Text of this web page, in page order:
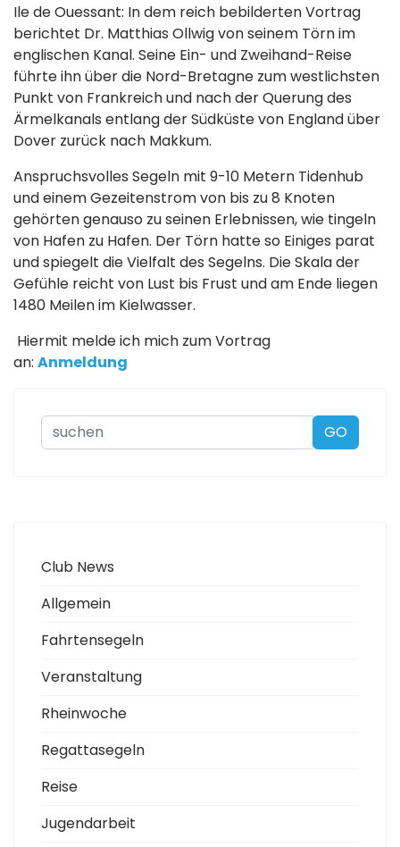
Ile de Ouessant: In dem reich bebilderten Vortrag
berichtet Dr. Matthias Ollwig von seinem Törn im
englischen Kanal. Seine Ein- und Zweihand-Reise
führte ihn über die Nord-Bretagne zum westlichsten
Punkt von Frankreich und nach der Querung des
Ärmelkanals entlang der Südküste von England über
Dover zurück nach Makkum.
Anspruchsvolles Segeln mit 9-10 Metern Tidenhub
und einem Gezeitenstrom von bis zu 8 Knoten
gehörten genauso zu seinen Erlebnissen, wie tingeln
von Hafen zu Hafen. Der Törn hatte so Einiges parat
und spiegelt die Vielfalt des Segelns. Die Skala der
Gefühle reicht von Lust bis Frust und am Ende liegen
1480 Meilen im Kielwasser.
Hiermit melde ich mich zum Vortrag
an: Anmeldung
Suchen
...
GO
Club News
Allgemein
Fahrtensegeln
Veranstaltung
Rheinwoche
Regattasegeln
Reise
Jugendarbeit